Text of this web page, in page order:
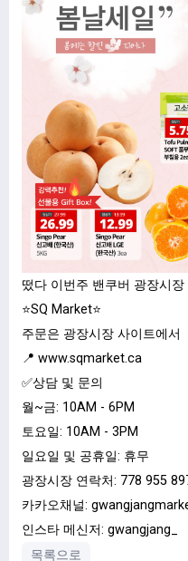
떴다 이번주 밴쿠버 광장시장
⭐️SQ Market⭐️
주문은 광장시장 사이트에서
📍 www.sqmarket.ca
✅상담 및 문의
월~금: 10AM - 6PM
토요일: 10AM - 3PM
일요일 및 공휴일: 휴무
광장시장 연락처: 778 955
카카오채널:
인스타 메신저: gwangjang_
목록으로